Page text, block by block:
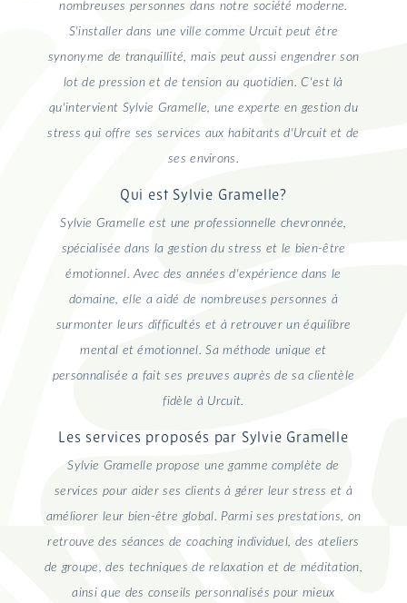
nombreuses personnes dans notre société moderne.
S'installer dans une ville comme Urcuit peut être
synonyme de tranquillité, mais peut aussi engendrer son
lot de pression et de tension au quotidien. C'est là
qu'intervient Sylvie Gramelle, une experte en gestion du
stress qui offre ses services aux habitants d'Urcuit et de
ses environs.
Qui est Sylvie Gramelle?
Sylvie Gramelle est une professionnelle chevronnée,
spécialisée dans la gestion du stress et le bien-être
émotionnel. Avec des années d'expérience dans le
domaine, elle a aidé de nombreuses personnes à
surmonter leurs difficultés et à retrouver un équilibre
mental et émotionnel. Sa méthode unique et
personnalisée a fait ses preuves auprès de sa clientèle
fidèle à Urcuit.
Les services proposés par Sylvie Gramelle
Sylvie Gramelle propose une gamme complète de
services pour aider ses clients à gérer leur stress et à
améliorer leur bien-être global. Parmi ses prestations, on
retrouve des séances de coaching individuel, des ateliers
de groupe, des techniques de relaxation et de méditation,
ainsi que des conseils personnalisés pour mieux